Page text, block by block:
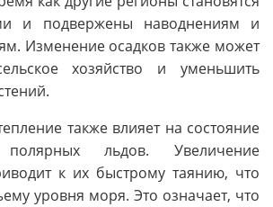
и подвержены наводнениям и
Изменение осадков также может
хозяйство и уменьшить
также влияет на состояние
льдов. Увеличение
к их быстрому таянию, что
уровня моря. Это означает, что